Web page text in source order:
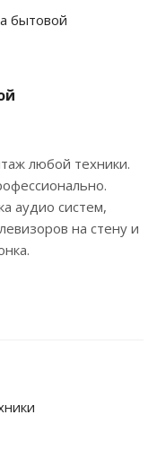
любой техники.
аудио систем,
на стену и